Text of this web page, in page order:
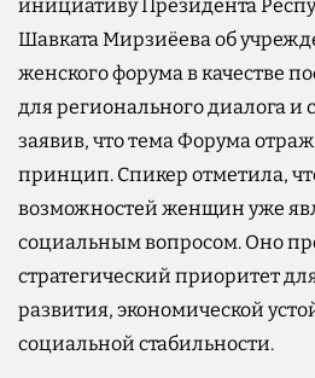
инициативу Президента
Шавката Мирзиёева об
женского форума в качестве
для регионального диалога и
заявив, что тема Форума
принцип. Спикер отметила,
возможностей женщин уже
социальным вопросом. Оно
стратегический приоритет
развития, экономической
социальной стабильности.